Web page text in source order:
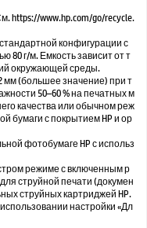
https://www.hp.com/go/recycle.
конфигурации с
80 г/м. Емкость зависит от т
окружающей среды.
мм (большее значение) при т
50–60 % на печатных м
качества или обычном реж
бумаги с покрытием HP и ор
фотобумаге HP с использ
режиме с включенным р
струйной печати (докумен
струйных картриджей HP.
настройки «Дл